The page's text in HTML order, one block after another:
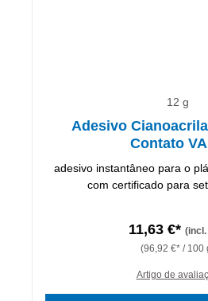
12 g
Adesivo
Contato
adesivo instantâneo para o
com certificado para
11,63 €* (incl.
(96,92 €* / 100
Artigo de